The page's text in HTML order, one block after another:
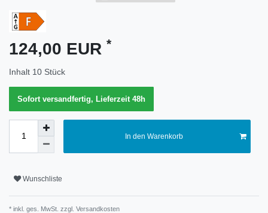
124,00 EUR *
Inhalt 10 Stück
Sofort versandfertig, Lieferzeit 48h
In den Warenkorb
Wunschliste
* inkl. ges. MwSt. zzgl. Versandkosten